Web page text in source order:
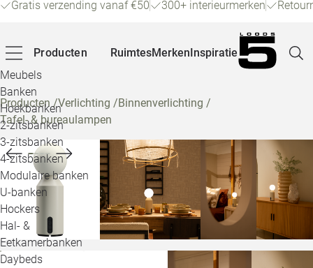
Gratis verzending vanaf €50 300+ interieurmerken
Producten
Meubels
Banken
Hoekbanken
2-zitsbanken
3-zitsbanken
4-zitsbanken
Modulaire banken
U-banken
Hockers
Hal- &
Eetkamerbanken
Daybeds
RuimtesMerkenInspiratie
Producten/Verlichting /Binnenverlichting /
Tafel- & bureaulampen